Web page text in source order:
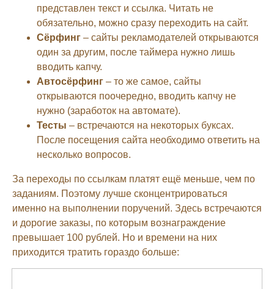
представлен текст и ссылка. Читать не
обязательно, можно сразу переходить на сайт.
Сёрфинг – сайты рекламодателей открываются
один за другим, после таймера нужно лишь
вводить капчу.
Автосёрфинг – то же самое, сайты
открываются поочередно, вводить капчу не
нужно (заработок на автомате).
Тесты – встречаются на некоторых буксах.
После посещения сайта необходимо ответить на
несколько вопросов.
За переходы по ссылкам платят ещё меньше, чем по
заданиям. Поэтому лучше сконцентрироваться
именно на выполнении поручений. Здесь встречаются
и дорогие заказы, по которым вознаграждение
превышает 100 рублей. Но и времени на них
приходится тратить гораздо больше: